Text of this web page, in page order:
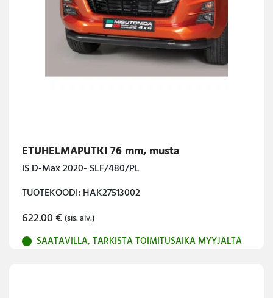
ETUHELMAPUTKI 76 mm, musta
IS D-Max 2020- SLF/480/PL
TUOTEKOODI: HAK27513002
622.00€ (sis. alv.)
SAATAVILLA, TARKISTA TOIMITUSAIKA MYYJÄLTÄ